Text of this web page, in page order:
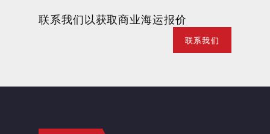
联系我们以获取商业海运报价
联系我们